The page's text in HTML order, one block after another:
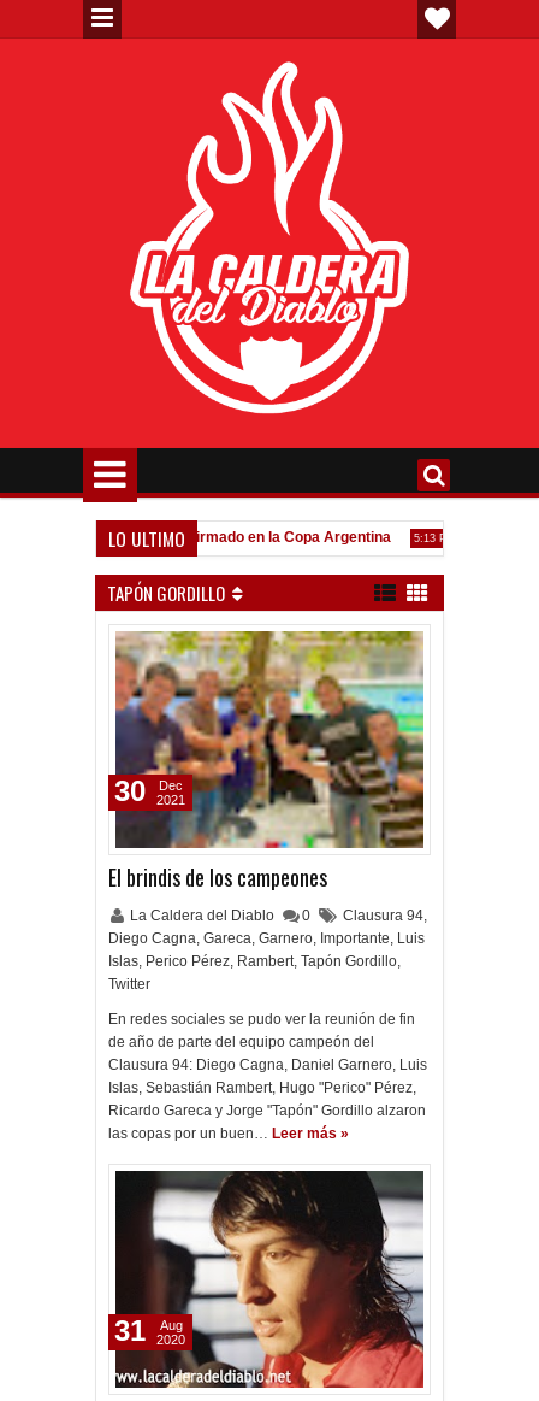
LO ULTIMO
Todo confirmado en la Copa Argentina 5:13 PM Goleada
TAPÓN GORDILLO
El brindis de los campeones
La Caldera del Diablo 0 Clausura 94,
Diego Cagna, Gareca, Garnero, Importante, Luis
Islas, Perico Pérez, Rambert, Tapón Gordillo,
Twitter
En redes sociales se pudo ver la reunión de fin
de año de parte del equipo campeón del
Clausura 94: Diego Cagna, Daniel Garnero, Luis
Islas, Sebastián Rambert, Hugo "Perico" Pérez,
Ricardo Gareca y Jorge "Tapón" Gordillo alzaron
las copas por un buen… Leer más »
30
Dec
2021
31
Aug
2020